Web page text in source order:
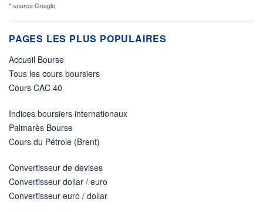
* source Google
PAGES LES PLUS POPULAIRES
Accueil Bourse
Tous les cours boursiers
Cours CAC 40
Indices boursiers internationaux
Palmarès Bourse
Cours du Pétrole (Brent)
Convertisseur de devises
Convertisseur dollar / euro
Convertisseur euro / dollar